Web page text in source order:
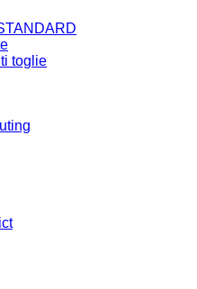
toglie